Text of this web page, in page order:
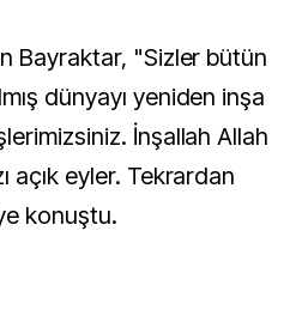
Bayraktar, "Sizler bütün
dünyayı yeniden inşa
İnşallah Allah
açık eyler. Tekrardan
konuştu.